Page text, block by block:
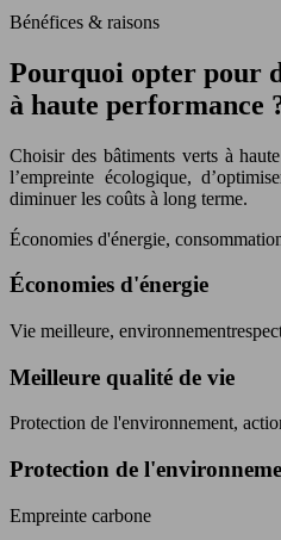
Bénéfices & raisons
Pourquoi opter pour
à haute performance
Choisir des bâtiments verts à
l’empreinte écologique,
diminuer les coûts à long terme.
Économies d'énergie,
Économies d'énergie
Vie meilleure,
Meilleure qualité de vie
Protection de l'environnement,
Protection de
Empreinte carbone